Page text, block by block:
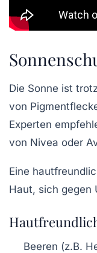
Die Sonne ist
von
Experten
von Nivea oder
Eine
Haut, sich gegen
Beeren (z.B.